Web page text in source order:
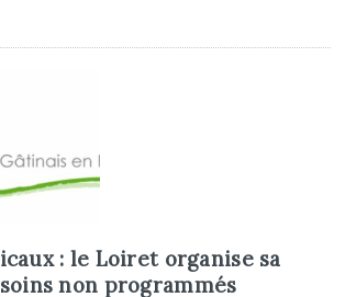
: le Loiret organise sa
non programmés